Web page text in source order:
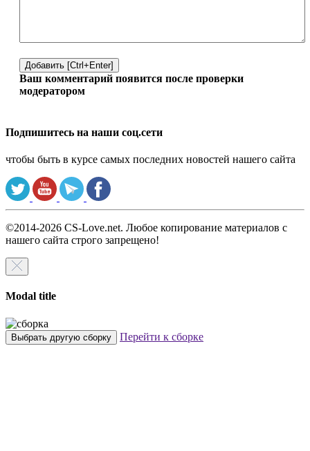
Добавить [Ctrl+Enter]
Ваш комментарий появится после проверки
модератором
Подпишитесь на наши соц.сети
чтобы быть в курсе самых последних новостей нашего сайта
©2014-2026 CS-Love.net. Любое копирование материалов с
нашего сайта строго запрещено!
Modal title
Выбрать другую сборку Перейти к сборке